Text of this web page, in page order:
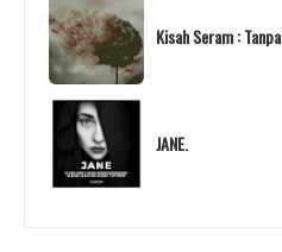
Kisah Seram : Tanpa
JANE.